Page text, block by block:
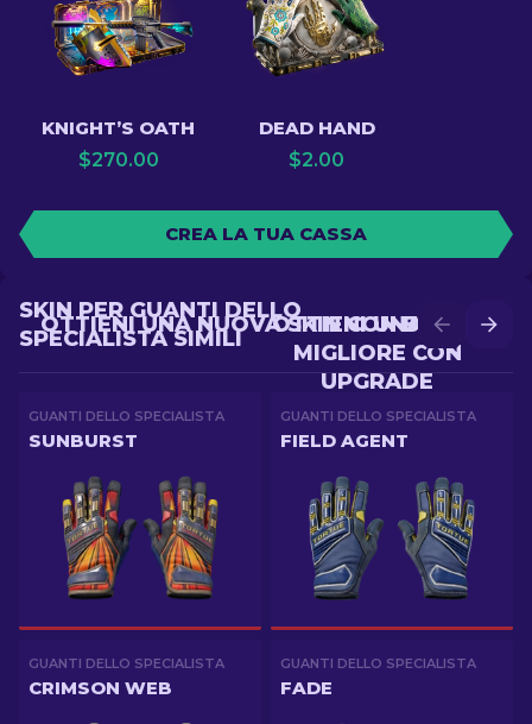
KNIGHT’S OATH
$270.00
DEAD HAND
$2.00
CREA LA TUA CASSA
OTTIENI UNA SKIN
MIGLIORE CON
UPGRADE
OTTIENI UNA NUOVA SKIN CON BATTLE
SKIN PER GUANTI DELLO
SPECIALISTA SIMILI
GUANTI DELLO SPECIALISTA
SUNBURST
GUANTI DELLO SPECIALISTA
FIELD AGENT
GUANTI DELLO SPECIALISTA
CRIMSON WEB
GUANTI DELLO SPECIALISTA
FADE